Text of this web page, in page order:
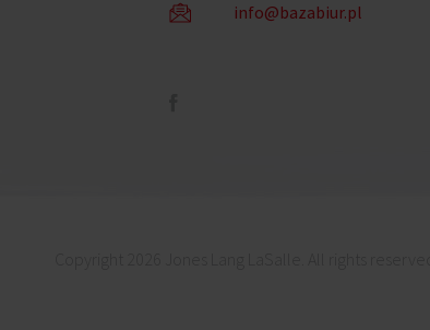
info@bazabiur.pl